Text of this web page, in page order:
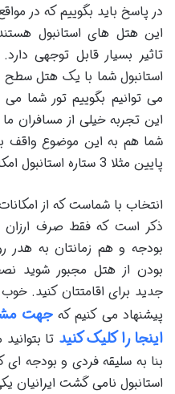
در پاسخ باید بگوییم که در
این هتل های استانبول
تاثیر بسیار قابل توجهی
می‌ توانیم بگوییم تور شما
این تجربه خیلی از مسافران
شما هم به این موضوع واقف
پایین مثلا 3 ستاره استانبول امکانات بسیار ضعیفی دارند.
انتخاب با شماست که از
ذکر است که فقط صرف ارزان
بودجه و هم زمانتان به
بودن از هتل مجبور شوید
جدید برای اقامتتان کنید.
پیشنهاد می کنیم کهجهت
اینجا را کلیک کنید تا
بنا به سلیقه فردی و بودجه ای
استانبول نامی گشت ایرانیان